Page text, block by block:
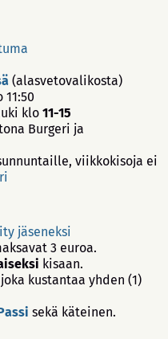
(alasvetovalikosta)
klo 11-15
Burgeri ja
viikkokisoja ei
jäseneksi
3 euroa.
kisaan.
kustantaa yhden (1)
sekä käteinen.